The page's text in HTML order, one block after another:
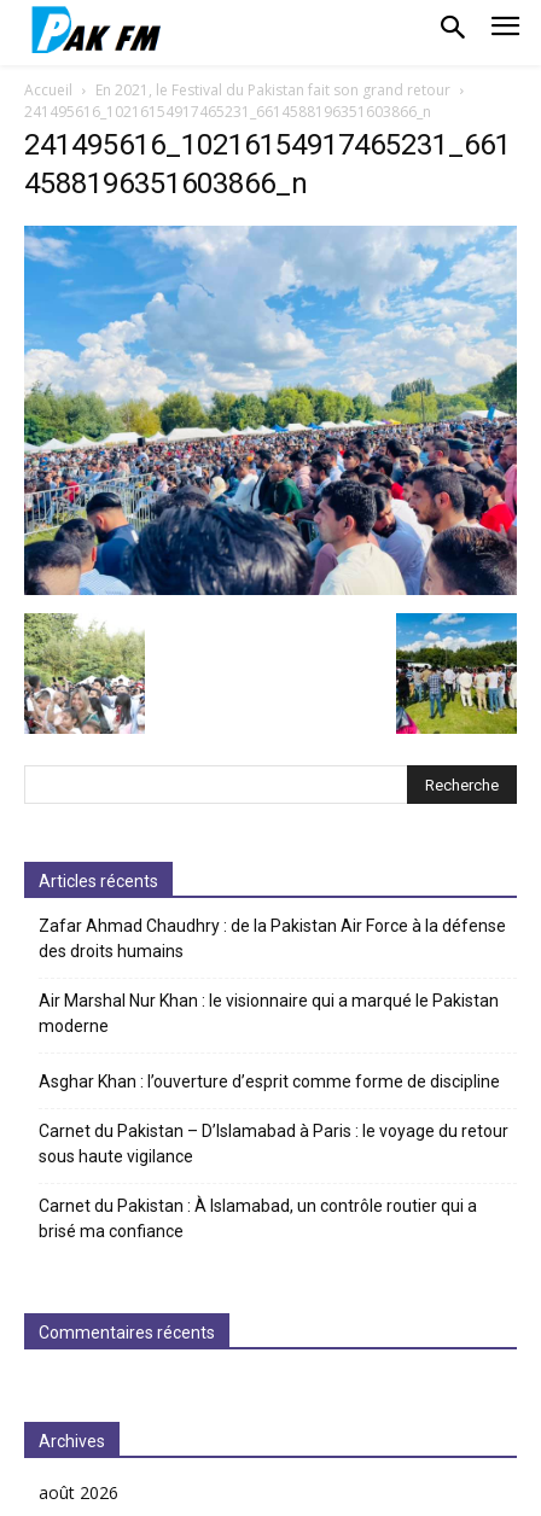
Accueil
En 2021, le Festival du Pakistan fait son grand retour
241495616_10216154917465231_6614588196351603866_n
241495616_10216154917465231_661
4588196351603866_n
Articles récents
Zafar Ahmad Chaudhry : de la Pakistan Air Force à la défense
des droits humains
Air Marshal Nur Khan : le visionnaire qui a marqué le Pakistan
moderne
Asghar Khan : l’ouverture d’esprit comme forme de discipline
Carnet du Pakistan – D’Islamabad à Paris : le voyage du retour
sous haute vigilance
Carnet du Pakistan : À Islamabad, un contrôle routier qui a
brisé ma confiance
Commentaires récents
Archives
août 2026